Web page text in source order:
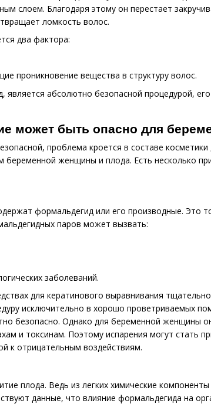
слоем. Благодаря этому он перестает
ломкость волос.
два фактора:
проникновение вещества в структуру волос.
является абсолютно безопасной процедурой,
может быть опасно для
проблема кроется в составе
женщины и плода. Есть несколько
формальдегид или его производные. Это
паров может вызвать:
заболеваний.
для кератинового выравнивания
исключительно в хорошо проветриваемых
безопасно. Однако для беременной женщины
и токсинам. Поэтому испарения могут стать
к отрицательным воздействиям.
плода. Ведь из легких химические
данные, что влияние формальдегида на